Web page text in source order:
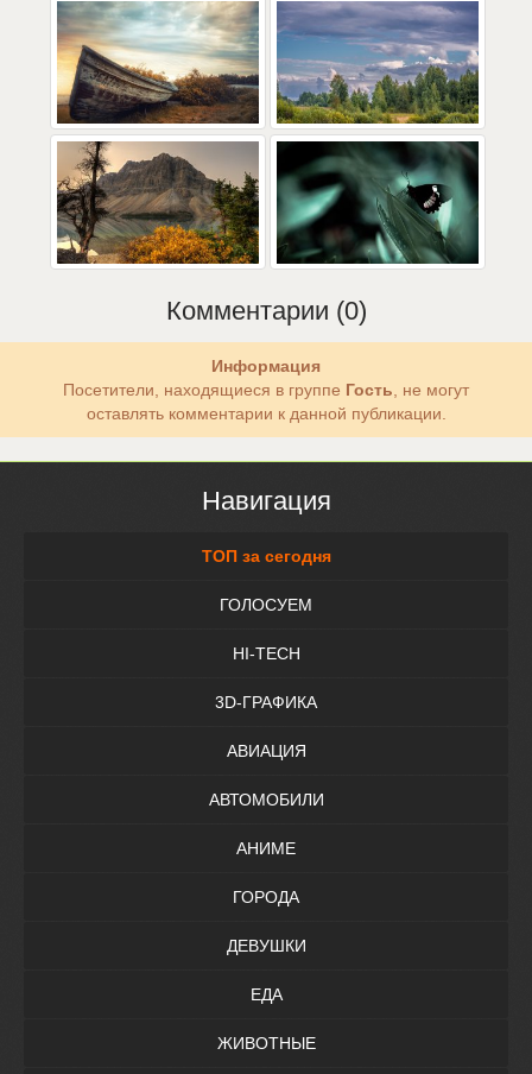
Комментарии (0)
Информация
Посетители, находящиеся в группе Гость , не могут
оставлять комментарии к данной публикации.
Навигация
ТОП за сегодня
ГОЛОСУЕМ
HI-TECH
3D-ГРАФИКА
АВИАЦИЯ
АВТОМОБИЛИ
АНИМЕ
ГОРОДА
ДЕВУШКИ
ЕДА
ЖИВОТНЫЕ